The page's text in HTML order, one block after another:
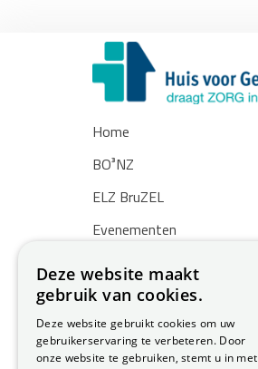
Home
BO³NZ
ELZ BruZEL
Evenementen
Zoekertjes
Over ons
Contact
Deze website maakt
gebruik van cookies.
Deze website gebruikt cookies om uw
gebruikerservaring te verbeteren. Door
onze website te gebruiken, stemt u in met